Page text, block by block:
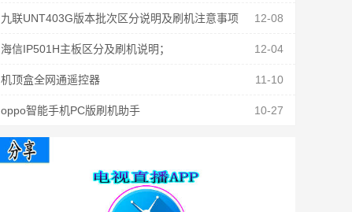
12-08
九联UNT403G版本批次区分说明及刷机注意事项
12-04
海信IP501H主板区分及刷机说明；
11-10
机顶盒全网通遥控器
10-27
oppo智能手机PC版刷机助手